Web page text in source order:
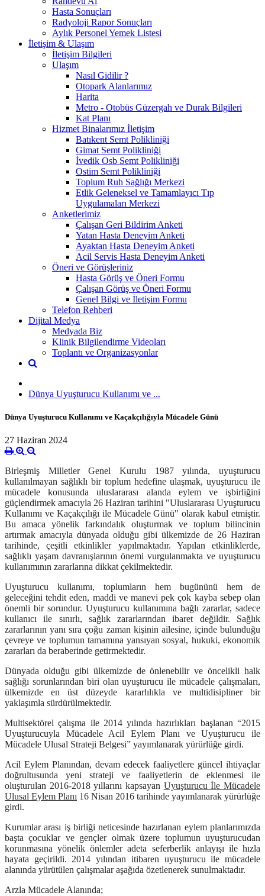
Hasta Sonuçları
Radyoloji Rapor Sonuçları
Aylık Personel Yemek Listesi
İletişim & Ulaşım
İletişim Bilgileri
Ulaşım
Nasıl Gidilir ?
Otopark Alanlarımız
Harita
Metro - Otobüs Güzergah ve Durak Bilgileri
Kat Planı
Hizmet Binalarımız İletişim
Batıkent Semt Polikliniği
Gimat Semt Polikliniği
İvedik Osb Semt Polikliniği
Ostim Semt Polikliniği
Toplum Ruh Sağlığı Merkezi
Etlik Geleneksel ve Tamamlayıcı Tıp
Uygulamaları Merkezi
Anketlerimiz
Çalışan Geri Bildirim Anketi
Yatan Hasta Deneyim Anketi
Ayaktan Hasta Deneyim Anketi
Acil Servis Hasta Deneyim Anketi
Öneri ve Görüşleriniz
Hasta Görüş ve Öneri Formu
Çalışan Görüş ve Öneri Formu
Genel Bilgi ve İletişim Formu
Telefon Rehberi
Dijital Medya
Medyada Biz
Klinik Bilgilendirme Videoları
Toplantı ve Organizasyonlar
Dünya Uyuşturucu Kullanımı ve ...
Dünya Uyuşturucu Kullanımı ve Kaçakçılığıyla Mücadele Günü
27 Haziran 2024
Birleşmiş Milletler Genel Kurulu 1987 yılında, uyuşturucu
kullanılmayan sağlıklı bir toplum hedefine ulaşmak, uyuşturucu ile
mücadele konusunda uluslararası alanda eylem ve işbirliğini
güçlendirmek amacıyla 26 Haziran tarihini "Uluslararası Uyuşturucu
Kullanımı ve Kaçakçılığı ile Mücadele Günü" olarak kabul etmiştir.
Bu amaca yönelik farkındalık oluşturmak ve toplum bilincinin
artırmak amacıyla dünyada olduğu gibi ülkemizde de 26 Haziran
tarihinde, çeşitli etkinlikler yapılmaktadır. Yapılan etkinliklerde,
sağlıklı yaşam davranışlarının önemi vurgulanmakta ve uyuşturucu
kullanımının zararlarına dikkat çekilmektedir.
Uyuşturucu kullanımı, toplumların hem bugününü hem de
geleceğini tehdit eden, maddi ve manevi pek çok kayba sebep olan
önemli bir sorundur. Uyuşturucu kullanımına bağlı zararlar, sadece
kullanıcı ile sınırlı, sağlık zararlarından ibaret değildir. Sağlık
zararlarının yanı sıra çoğu zaman kişinin ailesine, içinde bulunduğu
çevreye ve toplumun tamamına yansıyan sosyal, hukuki, ekonomik
zararları da beraberinde getirmektedir.
Dünyada olduğu gibi ülkemizde de önlenebilir ve öncelikli halk
sağlığı sorunlarından biri olan uyuşturucu ile mücadele çalışmaları,
ülkemizde en üst düzeyde kararlılıkla ve multidisipliner bir
yaklaşımla sürdürülmektedir.
Multisektörel çalışma ile 2014 yılında hazırlıkları başlanan “2015
Uyuşturucuyla Mücadele Acil Eylem Planı ve Uyuşturucu ile
Mücadele Ulusal Strateji Belgesi” yayımlanarak yürürlüğe girdi.
Acil Eylem Planından, devam edecek faaliyetlere güncel ihtiyaçlar
doğrultusunda yeni strateji ve faaliyetlerin de eklenmesi ile
oluşturulan 2016-2018 yıllarını kapsayan Uyuşturucu İle Mücadele
Ulusal Eylem Planı 16 Nisan 2016 tarihinde yayımlanarak yürürlüğe
girdi.
Kurumlar arası iş birliği neticesinde hazırlanan eylem planlarımızda
başta çocuklar ve gençler olmak üzere toplumun uyuşturucudan
korunmasına yönelik önlemler adeta seferberlik anlayışı ile hızla
hayata geçirildi. 2014 yılından itibaren uyuşturucu ile mücadele
alanında yürütülen çalışmalar aşağıda özetlenerek sunulmaktadır.
Arzla Mücadele Alanında;